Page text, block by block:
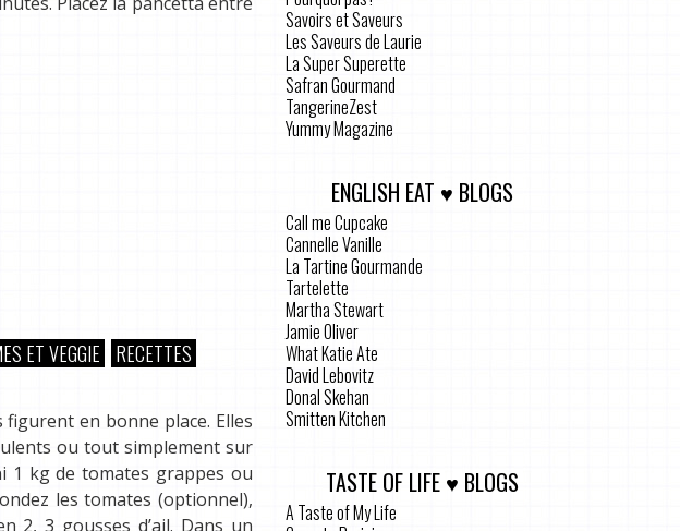
ET VEGGIE
RECETTES
en bonne place. Elles
ou tout simplement sur
1 kg de tomates grappes ou
les tomates (optionnel),
2, 3 gousses d’ail. Dans un
Savoirs et Saveurs
Les Saveurs de Laurie
La Super Superette
Safran Gourmand
TangerineZest
Yummy Magazine
ENGLISH EAT ♥ BLOGS
Call me Cupcake
Cannelle Vanille
La Tartine Gourmande
Tartelette
Martha Stewart
Jamie Oliver
What Katie Ate
David Lebovitz
Donal Skehan
Smitten Kitchen
TASTE OF LIFE ♥ BLOGS
A Taste of My Life